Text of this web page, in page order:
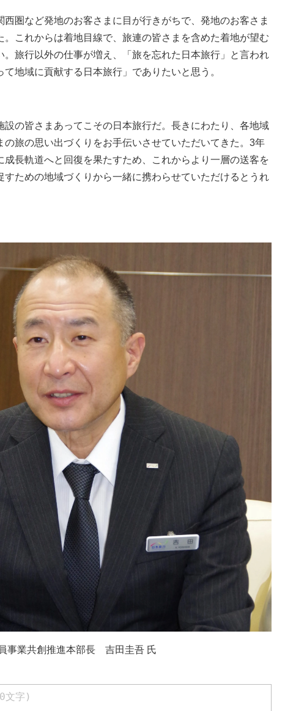
圏など発地のお客さまに目が行きがちで、発地のお客さま
。これからは着地目線で、旅連の皆さまを含めた着地が望む
。旅行以外の仕事が増え、「旅を忘れた日本旅行」と言われ
地域に貢献する日本旅行」でありたいと思う。
設の皆さまあってこその日本旅行だ。長きにわたり、各地域
の旅の思い出づくりをお手伝いさせていただいてきた。3年
成長軌道へと回復を果たすため、これからより一層の送客を
すための地域づくりから一緒に携わらせていただけるとうれ
事業共創推進本部長 吉田圭吾 氏